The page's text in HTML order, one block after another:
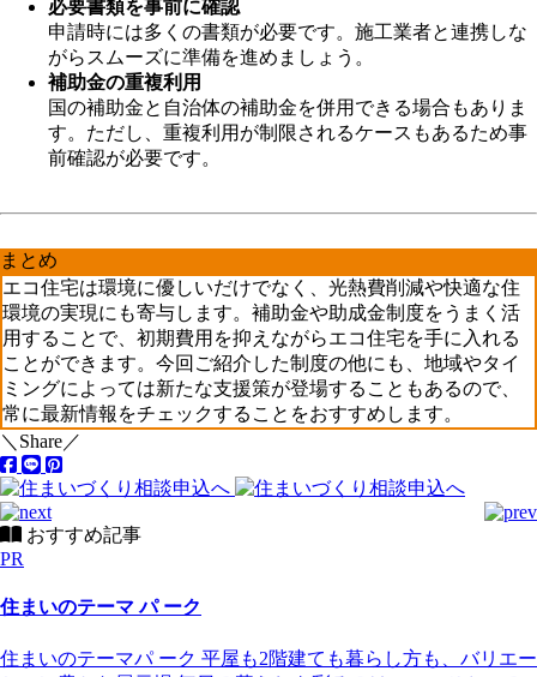
必要書類を事前に確認
申請時には多くの書類が必要です。施工業者と連携しな
がらスムーズに準備を進めましょう。
補助金の重複利用
国の補助金と自治体の補助金を併用できる場合もありま
す。ただし、重複利用が制限されるケースもあるため事
前確認が必要です。
まとめ
エコ住宅は環境に優しいだけでなく、光熱費削減や快適な住
環境の実現にも寄与します。補助金や助成金制度をうまく活
用することで、初期費用を抑えながらエコ住宅を手に入れる
ことができます。今回ご紹介した制度の他にも、地域やタイ
ミングによっては新たな支援策が登場することもあるので、
常に最新情報をチェックすることをおすすめします。
＼Share／
おすすめ記事
PR
住まいのテーマ パ ーク
住まいのテーマパ ーク 平屋も2階建ても暮らし方も、バリエー